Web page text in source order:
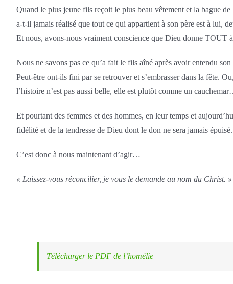
Quand le plus jeune fils reçoit le plus beau vêtement et la bague
a-t-il jamais réalisé que tout ce qui appartient à son père est à lui,
Et nous, avons-nous vraiment conscience que Dieu donne TOUT
Nous ne savons pas ce qu’a fait le fils aîné après avoir entendu
Peut-être ont-ils fini par se retrouver et s’embrasser dans la fête.
l’histoire n’est pas aussi belle, elle est plutôt comme un
Et pourtant des femmes et des hommes, en leur temps et
fidélité et de la tendresse de Dieu dont le don ne sera jamais
C’est donc à nous maintenant d’agir…
« Laissez-vous réconcilier, je vous le demande au nom du Christ. »
Télécharger le PDF de l’homélie